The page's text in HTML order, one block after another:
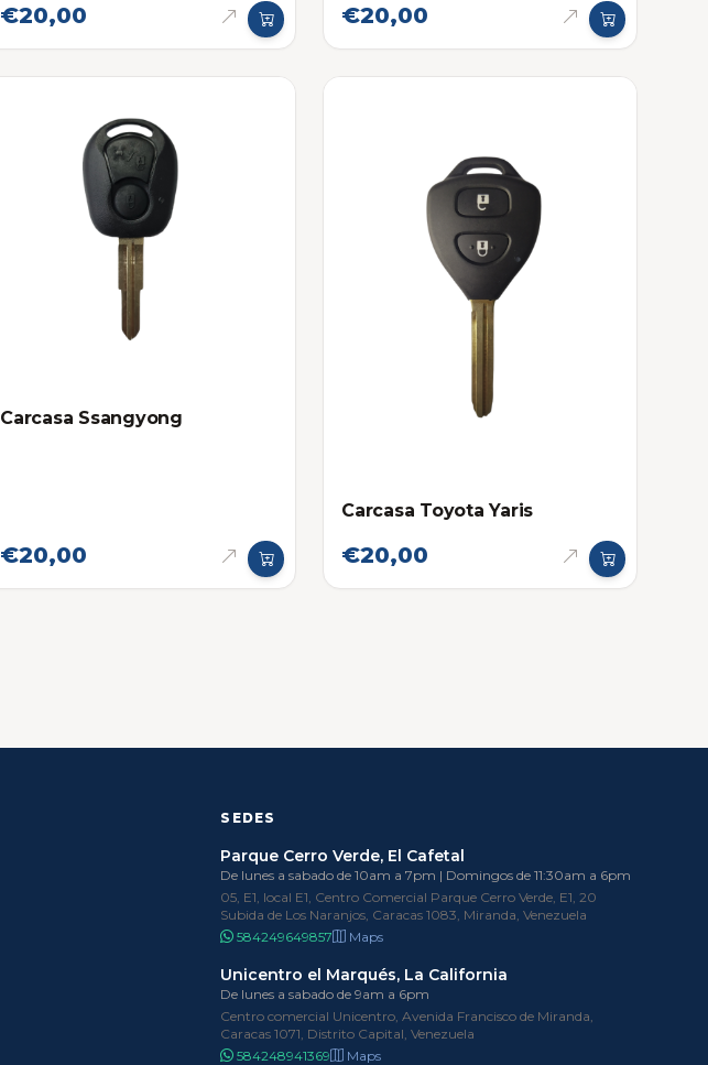
€20,00 €20,00
Carcasa Ssangyong
€20,00
Carcasa Toyota Yaris
€20,00
SEDES
Parque Cerro Verde, El Cafetal
De lunes a sabado de 10am a 7pm | Domingos de 11:30am a 6pm
05, E1, local E1, Centro Comercial Parque Cerro Verde, E1, 20
Subida de Los Naranjos, Caracas 1083, Miranda, Venezuela
584249649857
Maps
Unicentro el Marqués, La California
De lunes a sabado de 9am a 6pm
Centro comercial Unicentro, Avenida Francisco de Miranda,
Caracas 1071, Distrito Capital, Venezuela
584248941369
Maps